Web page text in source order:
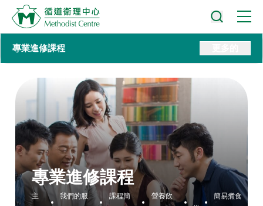
專業進修課程
主
我們的服
課程簡
營養飲
簡易煮食
專業進修課程